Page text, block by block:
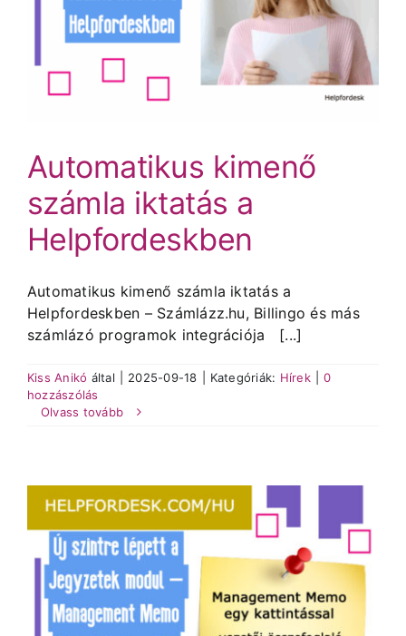
Automatikus kimenő
számla iktatás a
Helpfordeskben
Automatikus kimenő számla iktatás a
Helpfordeskben – Számlázz.hu, Billingo és más
számlázó programok integrációja [...]
Kiss Anikó által 2025-09-18 Kategóriák: Hírek
0
hozzászólás
Olvass tovább